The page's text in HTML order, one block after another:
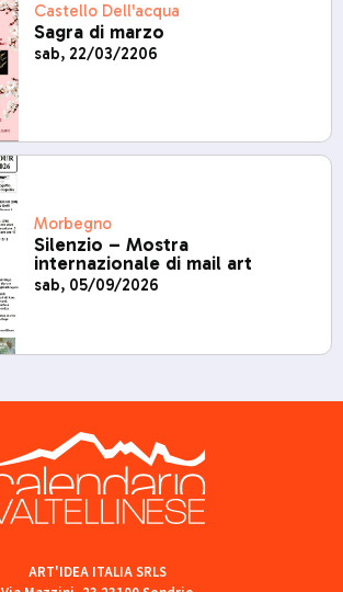
Castello Dell'acqua
Sagra di marzo
sab, 22/03/2206
Morbegno
Silenzio – Mostra
internazionale di mail art
sab, 05/09/2026
ART'IDEA ITALIA SRLS